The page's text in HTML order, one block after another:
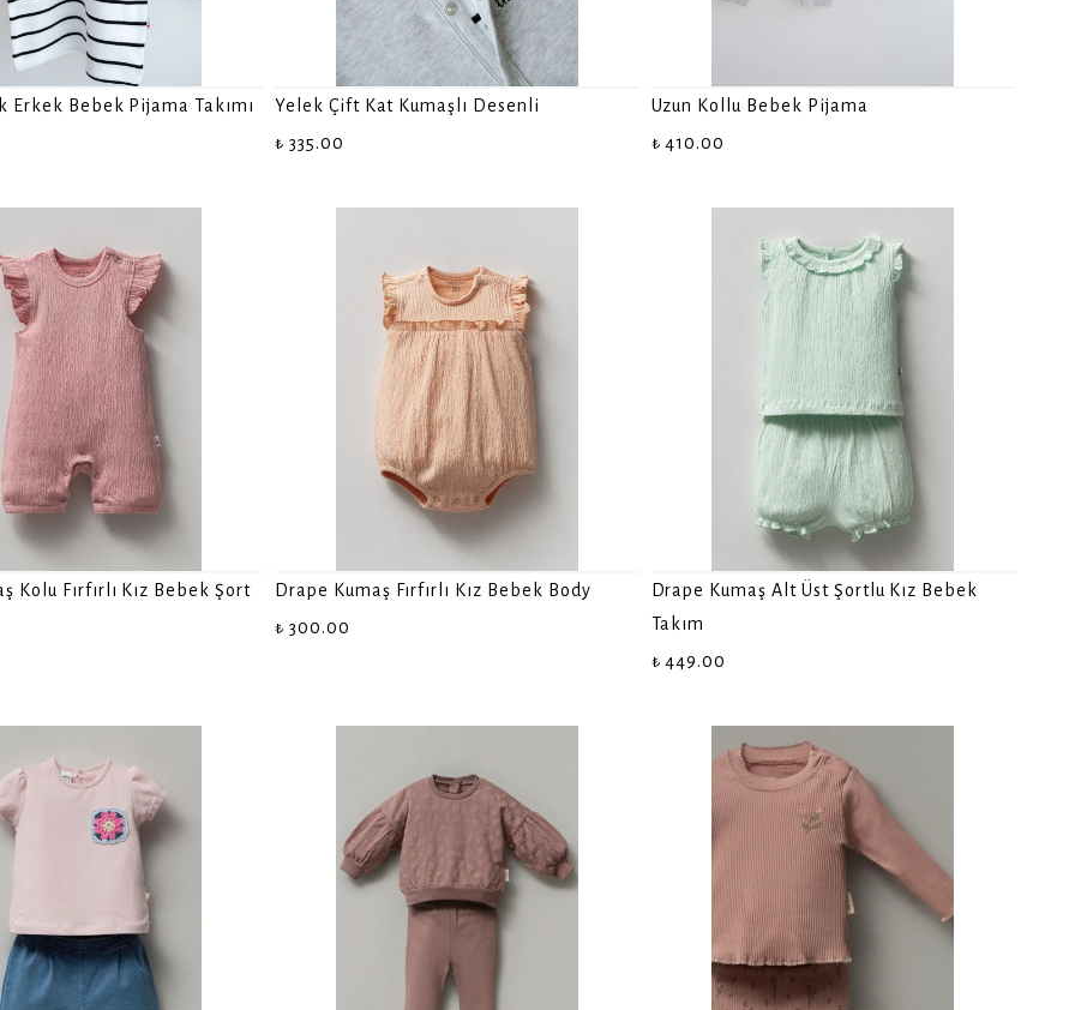
Erkek Bebek Pijama Takımı
Yelek Çift Kat Kumaşlı Desenli
₺ 335.00
Uzun Kollu Bebek Pijama
₺ 410.00
Kolu Fırfırlı Kız Bebek Şort
Drape Kumaş Fırfırlı Kız Bebek Body
₺ 300.00
Drape Kumaş Alt Üst Şortlu Kız Bebek
Takım
₺ 449.00